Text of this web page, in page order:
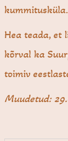
kummitusküla.
Hea teada, et
kõrval ka
toimiv
Muudetud: